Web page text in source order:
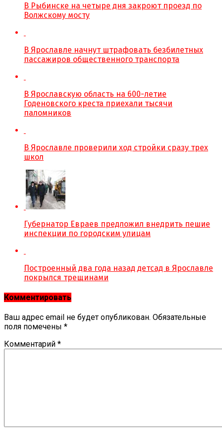
В Рыбинске на четыре дня закроют проезд по
Волжскому мосту
В Ярославле начнут штрафовать безбилетных
пассажиров общественного транспорта
В Ярославскую область на 600-летие
Годеновского креста приехали тысячи
паломников
В Ярославле проверили ход стройки сразу трех
школ
Губернатор Евраев предложил внедрить пешие
инспекции по городским улицам
Построенный два года назад детсад в Ярославле
покрылся трещинами
Комментировать
Ваш адрес email не будет опубликован. Обязательные
поля помечены *
Комментарий *